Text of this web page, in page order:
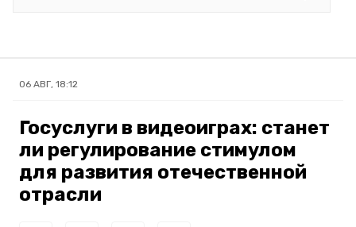
06 АВГ, 18:12
Госуслуги в видеоиграх: станет
ли регулирование стимулом
для развития отечественной
отрасли